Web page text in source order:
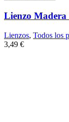
Lienzo Madera
Lienzos, Todos los
3,49 €